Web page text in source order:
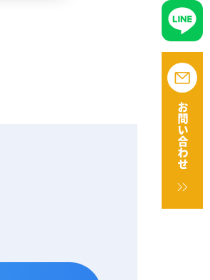
お問い合わせ